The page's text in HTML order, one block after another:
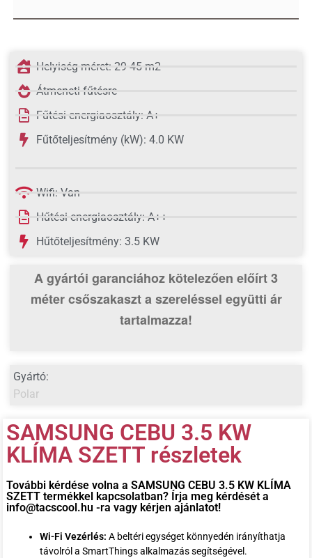
Helyiség méret: 29-45 m2
Átmeneti fűtésre
Fűtési energiaosztály: A+
Fűtőteljesítmény (kW): 4.0 KW
Wifi: Van
Hűtési energiaosztály: A++
Hűtőteljesítmény: 3.5 KW
A gyártói garanciához kötelezően előírt 3
méter csőszakaszta szereléssel együtti ár
tartalmazza!
Gyártó:
Polar
SAMSUNG CEBU 3.5 KW
KLÍMA SZETT részletek
További kérdése volna a SAMSUNG CEBU 3.5 KW KLÍMA
SZETTtermékkel kapcsolatban? Írja meg kérdését a
info@tacscool.hu -ra vagy kérjen ajánlatot!
Wi-Fi Vezérlés: A beltéri egységet könnyedén irányíthatja
távolról a SmartThings alkalmazás segítségével.